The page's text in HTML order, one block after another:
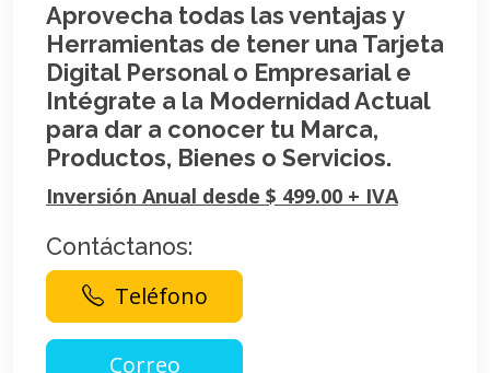
Aprovecha todas las ventajas y
Herramientas de tener una Tarjeta
Digital Personal o Empresarial e
Intégrate a la Modernidad Actual
para dar a conocer tu Marca,
Productos, Bienes o Servicios.
Inversión Anual desde $ 499.00 + IVA
Contáctanos:
Teléfono